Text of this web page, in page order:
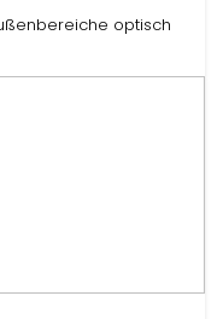
optisch